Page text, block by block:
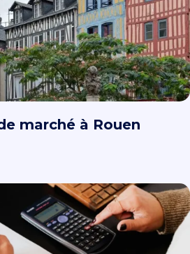
marché à Rouen